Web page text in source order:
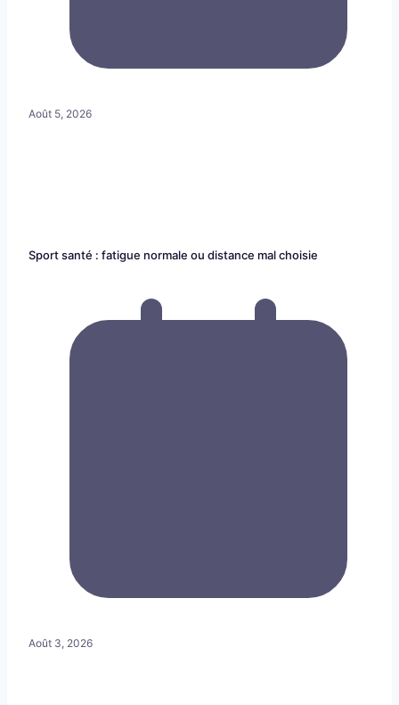
Août 5, 2026
Sport santé : fatigue normale ou distance mal choisie
Août 3, 2026